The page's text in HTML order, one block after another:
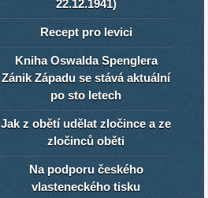
22.12.1941)
Recept pro levici
Kniha Oswalda Spenglera
Zánik Západu se stává aktuální
po sto letech
Jak z obětí udělat zločince a ze
zločinců oběti
Na podporu českého
vlasteneckého tisku